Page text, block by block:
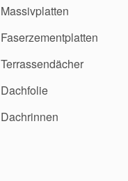
Massivplatten
Faserzementplatten
Terrassendächer
Dachfolie
Dachrinnen